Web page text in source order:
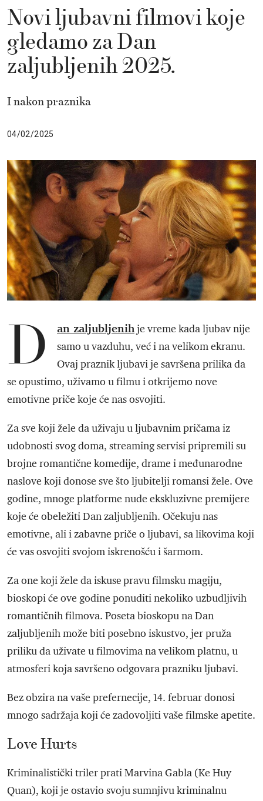
Novi ljubavni filmovi koje
gledamo za Dan
zaljubljenih 2025.
I nakon praznika
04/02/2025
D an zaljubljenihje vreme kada ljubav nije
samo u vazduhu, već i na velikom ekranu.
Ovaj praznik ljubavi je savršena prilika da
se opustimo, uživamo u filmu i otkrijemo nove
emotivne priče koje će nas osvojiti.
Za sve koji žele da uživaju u ljubavnim pričama iz
udobnosti svog doma, streaming servisi pripremili su
brojne romantične komedije, drame i međunarodne
naslove koji donose sve što ljubitelji romansi žele. Ove
godine, mnoge platforme nude ekskluzivne premijere
koje će obeležiti Dan zaljubljenih. Očekuju nas
emotivne, ali i zabavne priče o ljubavi, sa likovima koji
će vas osvojiti svojom iskrenošću i šarmom.
Za one koji žele da iskusе pravu filmsku magiju,
bioskopi će ove godine ponuditi nekoliko uzbudljivih
romantičnih filmova. Poseta bioskopu na Dan
zaljubljenih može biti posebno iskustvo, jer pruža
priliku da uživate u filmovima na velikom platnu, u
atmosferi koja savršeno odgovara prazniku ljubavi.
Bez obzira na vaše prefernecije, 14. februar donosi
mnogo sadržaja koji će zadovoljiti vaše filmske apetite.
Love Hurts
Kriminalistički triler prati Marvina Gabla (Ke Huy
Quan), koji je ostavio svoju sumnjivu kriminalnu